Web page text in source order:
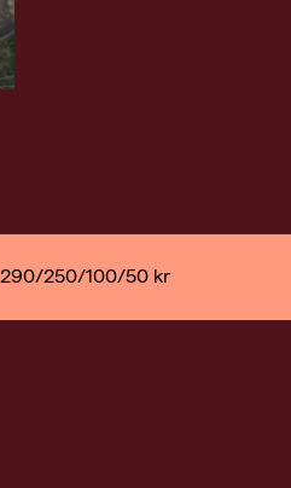
290/250/100/50 kr